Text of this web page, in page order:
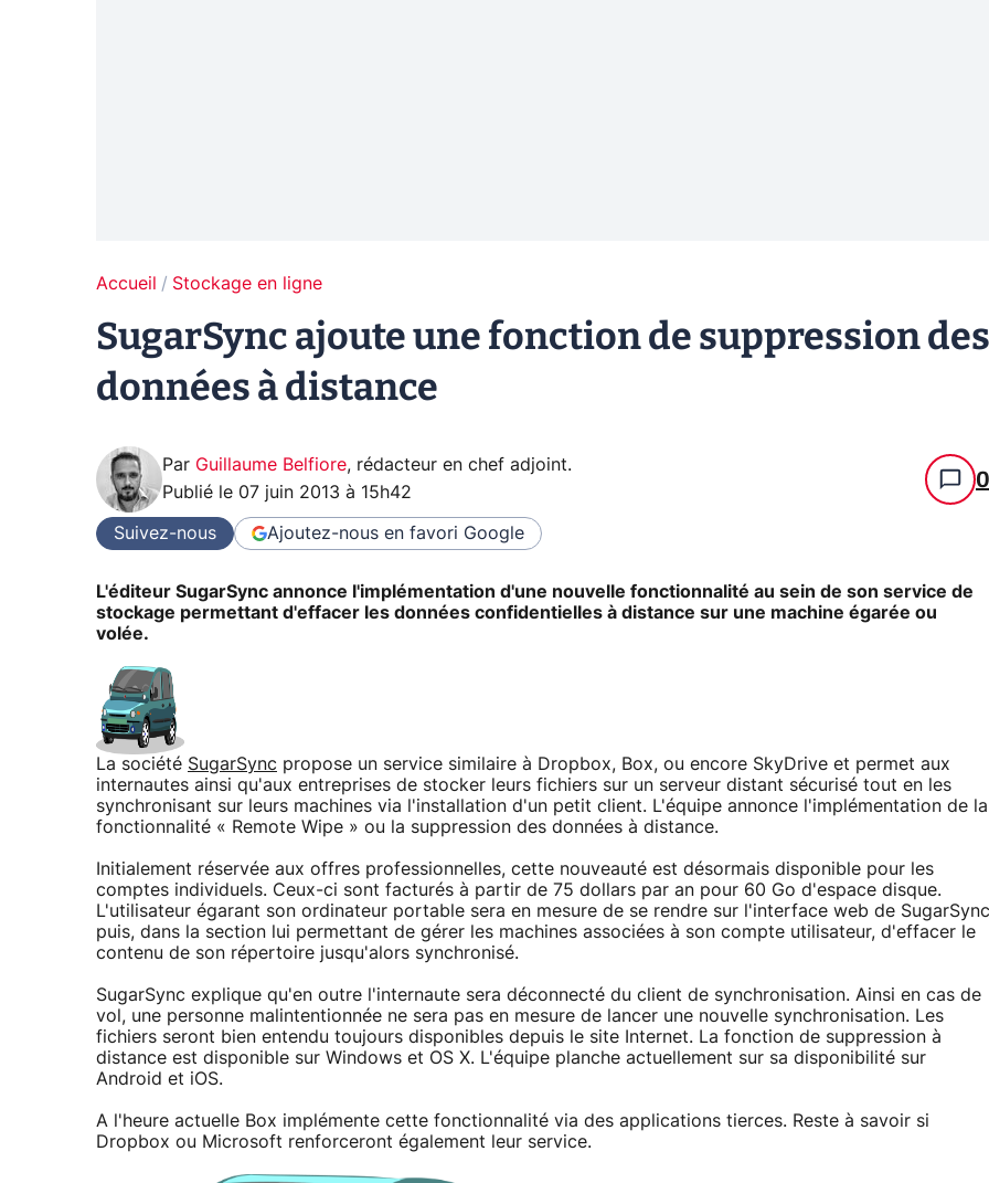
Accueil Stockage en ligne
SugarSync ajoute une fonction de suppression des
données à distance
Par Guillaume Belfiore, rédacteur en chef adjoint.
Publié le 07 juin 2013 à 15h42 0
Suivez-nous Ajoutez-nous en favori Google
L'éditeur SugarSync annonce l'implémentation d'une nouvelle fonctionnalité au sein de son service de
stockage permettant d'effacer les données confidentielles à distance sur une machine égarée ou
volée.
La société SugarSync propose un service similaire à Dropbox, Box, ou encore SkyDrive et permet aux
internautes ainsi qu'aux entreprises de stocker leurs fichiers sur un serveur distant sécurisé tout en les
synchronisant sur leurs machines via l'installation d'un petit client. L'équipe annonce l'implémentation de la
fonctionnalité « Remote Wipe » ou la suppression des données à distance.
Initialement réservée aux offres professionnelles, cette nouveauté est désormais disponible pour les
comptes individuels. Ceux-ci sont facturés à partir de 75 dollars par an pour 60 Go d'espace disque.
L'utilisateur égarant son ordinateur portable sera en mesure de se rendre sur l'interface web de SugarSync
puis, dans la section lui permettant de gérer les machines associées à son compte utilisateur, d'effacer le
contenu de son répertoire jusqu'alors synchronisé.
SugarSync explique qu'en outre l'internaute sera déconnecté du client de synchronisation. Ainsi en cas de
vol, une personne malintentionnée ne sera pas en mesure de lancer une nouvelle synchronisation. Les
fichiers seront bien entendu toujours disponibles depuis le site Internet. La fonction de suppression à
distance est disponible sur Windows et OS X. L'équipe planche actuellement sur sa disponibilité sur
Android et iOS.
A l'heure actuelle Box implémente cette fonctionnalité via des applications tierces. Reste à savoir si
Dropbox ou Microsoft renforceront également leur service.